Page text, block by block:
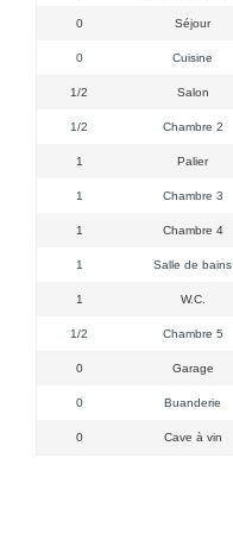
0 Séjour
0 Cuisine
1/2 Salon
1/2 Chambre 2
1 Palier
1 Chambre 3
1 Chambre 4
1 Salle de bains
1 W.C.
1/2 Chambre 5
0 Garage
0 Buanderie
0 Cave à vin